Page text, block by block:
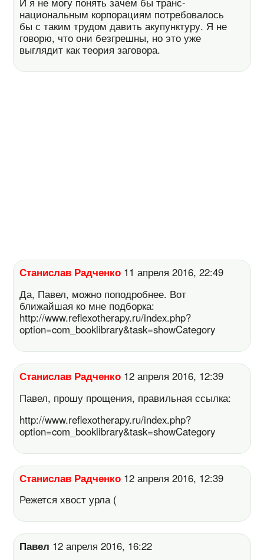
национальным корпорациям потребовалось
бы с таким трудом давить акупунктуру. Я не
говорю, что они безгрешны, но это уже
выглядит как теория заговора.
Станислав Радченко 11 апреля 2016, 22:49
Да, Павел, можно поподробнее. Вот
ближайшая ко мне подборка:
http://www.reflexotherapy.ru/index.php?
option=com_booklibrary&task=showCategory
Станислав Радченко 12 апреля 2016, 12:39
Павел, прошу прощения, правильная ссылка:
http://www.reflexotherapy.ru/index.php?
option=com_booklibrary&task=showCategory
Станислав Радченко 12 апреля 2016, 12:39
Режется хвост урла (
Павел 12 апреля 2016, 16:22